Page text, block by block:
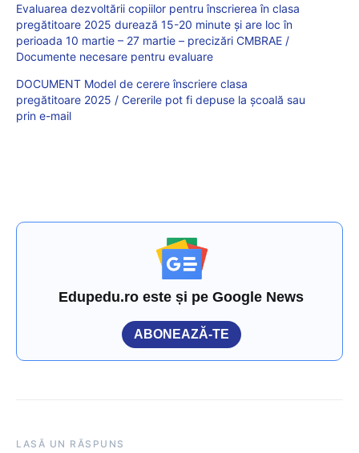
Evaluarea dezvoltării copiilor pentru înscrierea în clasa
pregătitoare 2025 durează 15-20 minute și are loc în
perioada 10 martie – 27 martie – precizări CMBRAE /
Documente necesare pentru evaluare
DOCUMENT Model de cerere înscriere clasa
pregătitoare 2025 / Cererile pot fi depuse la școală sau
prin e-mail
Edupedu.ro este și pe Google News
ABONEAZĂ-TE
LASĂ UN RĂSPUNS